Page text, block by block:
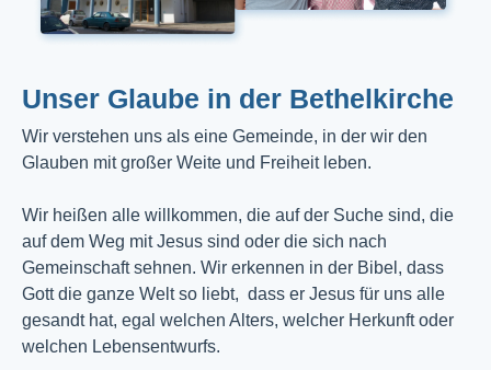
Unser Glaube in der Bethelkirche
Wir verstehen uns als eine Gemeinde, in der wir den
Glauben mit großer Weite und Freiheit leben.
Wir heißen alle willkommen, die auf der Suche sind, die
auf dem Weg mit Jesus sind oder die sich nach
Gemeinschaft sehnen. Wir erkennen in der Bibel, dass
Gott die ganze Welt so liebt, dass er Jesus für uns alle
gesandt hat, egal welchen Alters, welcher Herkunft oder
welchen Lebensentwurfs.